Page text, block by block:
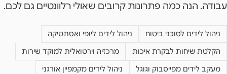
עבודה. הנה כמה פתרונות קרובים שאולי רלוונטיים גם לכם.
ניהול לידים לסוכני ביטוח
ניהול לידים ליופי ואסתטיקה
הקלטת שיחות לבקרת איכות
מרכזיה וירטואלית למוקד שירות
מעקב לידים מפייסבוק וגוגל
ניהול לידים מקמפיין אורגני